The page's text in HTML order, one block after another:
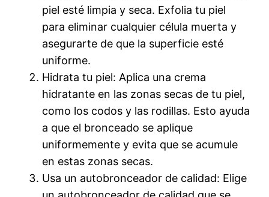
piel esté limpia y seca. Exfolia tu piel
para eliminar cualquier célula muerta y
asegurarte de que la superficie esté
uniforme.
Hidrata tu piel: Aplica una crema
hidratante en las zonas secas de tu piel,
como los codos y las rodillas. Esto ayuda
a que el bronceado se aplique
uniformemente y evita que se acumule
en estas zonas secas.
Usa un autobronceador de calidad: Elige